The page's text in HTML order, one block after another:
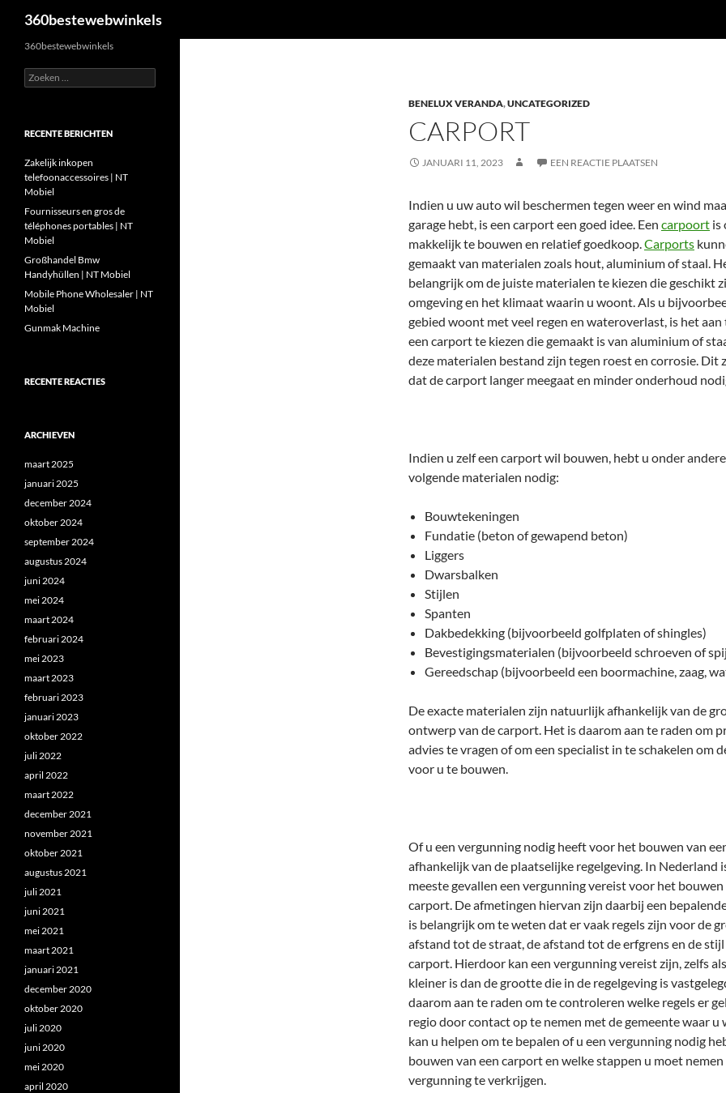
360bestewebwinkels
BENELUX VERANDA,UNCATEGORIZED
CARPORT
JANUARI 11, 2023 EEN REACTIE PLAATSEN
Indien u uw auto wil beschermen tegen weer en wind
garage hebt, is een carport een goed idee. Een carpoort is
makkelijk te bouwen en relatief goedkoop.Carports
gemaakt van materialen zoals hout, aluminium of staal.
belangrijk om de juiste materialen te kiezen die geschikt
omgeving en het klimaat waarin u woont. Als u
gebied woont met veel regen en wateroverlast, is het aan
een carport te kiezen die gemaakt is van aluminium of
deze materialen bestand zijn tegen roest en corrosie. Dit
dat de carport langer meegaat en minder onderhoud
Indien u zelf een carport wil bouwen, hebt u onder
volgende materialen nodig:
Bouwtekeningen
Fundatie (beton of gewapend beton)
Liggers
Dwarsbalken
Stijlen
Spanten
Dakbedekking (bijvoorbeeld golfplaten of shingles)
Bevestigingsmaterialen (bijvoorbeeld schroeven of
Gereedschap (bijvoorbeeld een boormachine, zaag,
De exacte materialen zijn natuurlijk afhankelijk van de
ontwerp van de carport. Het is daarom aan te raden om
advies te vragen of om een specialist in te schakelen om
voor u te bouwen.
Of u een vergunning nodig heeft voor het bouwen van
afhankelijk van de plaatselijke regelgeving. In Nederland
meeste gevallen een vergunning vereist voor het bouwen
carport. De afmetingen hiervan zijn daarbij een
is belangrijk om te weten dat er vaak regels zijn voor de
afstand tot de straat, de afstand tot de erfgrens en de stijl
carport. Hierdoor kan een vergunning vereist zijn, zelfs
kleiner is dan de grootte die in de regelgeving is
daarom aan te raden om te controleren welke regels er
regio door contact op te nemen met de gemeente waar
kan u helpen om te bepalen of u een vergunning nodig
bouwen van een carport en welke stappen u moet nemen
vergunning te verkrijgen.
360bestewebwinkels
Zoeken
naar:
RECENTE BERICHTEN
Zakelijk inkopen
telefoonaccessoires | NT
Mobiel
Fournisseurs en gros de
téléphones portables | NT
Mobiel
Großhandel Bmw
Handyhüllen | NT Mobiel
Mobile Phone Wholesaler | NT
Mobiel
Gunmak Machine
RECENTE REACTIES
ARCHIEVEN
maart 2025
januari 2025
december 2024
oktober 2024
september 2024
augustus 2024
juni 2024
mei 2024
maart 2024
februari 2024
mei 2023
maart 2023
februari 2023
januari 2023
oktober 2022
juli 2022
april 2022
maart 2022
december 2021
november 2021
oktober 2021
augustus 2021
juli 2021
juni 2021
mei 2021
maart 2021
januari 2021
december 2020
oktober 2020
juli 2020
juni 2020
mei 2020
april 2020